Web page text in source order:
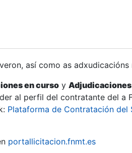
así como as adxudicacións
en curso y Adjudicaciones
al perfil del contratante del a
Plataforma de Contratación del
portallicitacion.fnmt.es